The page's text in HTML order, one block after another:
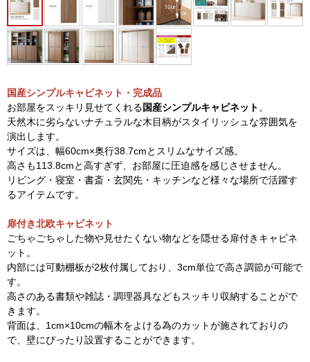
国産シンプルキャビネット・完成品
お部屋をスッキリ見せてくれる国産シンプルキャビネット 。
天然木に劣らないナチュラルな木目柄がスタイリッシュな雰囲気を
演出します。
サイズは、幅60cm×奥行38.7cmとスリムなサイズ感。
高さも113.8cmと高すぎず、お部屋に圧迫感を感じさせません。
リビング・寝室・書斎・玄関先・キッチンなど様々な場所で活躍す
るアイテムです。
扉付き北欧キャビネット
ごちゃごちゃした物や見せたくない物などを隠せる扉付きキャビネ
ット。
内部には可動棚板が2枚付属しており、3cm単位で高さ調節が可能で
す。
高さのある書類や雑誌・調理器具などもスッキリ収納することがで
きます。
背面は、1cm×10cmの幅木をよける為のカットが施されておりの
で、壁にぴったり設置することができます。